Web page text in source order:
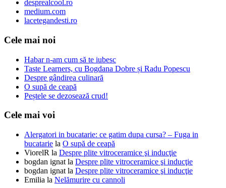
desprealcool.ro
medium.com
lacetegandesti.ro
Cele mai noi
Habar n-am cum să te iubesc
Taste Learners, cu Bogdana Dobre și Radu Popescu
Despre gândirea culinară
O supă de ceapă
Peștele se dezosează crud!
Cele mai voi
Alergatori in bucatarie: ce gatim dupa cursa? – Fuga in
bucatarie la O supă de ceapă
ViorelR la Despre plite vitroceramice şi inducţie
bogdan ignat la Despre plite vitroceramice şi inducţie
bogdan ignat la Despre plite vitroceramice şi inducţie
Emilia la Nelămurire cu cannoli